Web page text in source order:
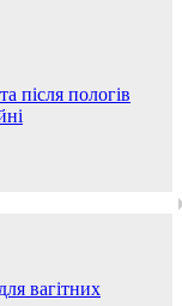
після пологів
вагітних